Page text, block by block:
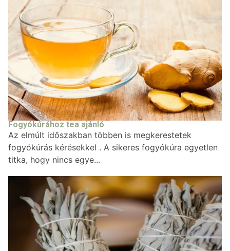
Fogyókúrához tea ajánló
Az elmúlt időszakban többen is megkerestetek
fogyókúrás kérésekkel . A sikeres fogyókúra egyetlen
titka, hogy nincs egye...